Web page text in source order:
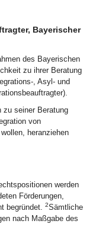
Bayerischer
des Bayerischen
zu ihrer Beratung
, Asyl- und
zu seiner Beratung
von
heranziehen
werden
Förderungen,
begründet. 2Sämtliche
nach Maßgabe des